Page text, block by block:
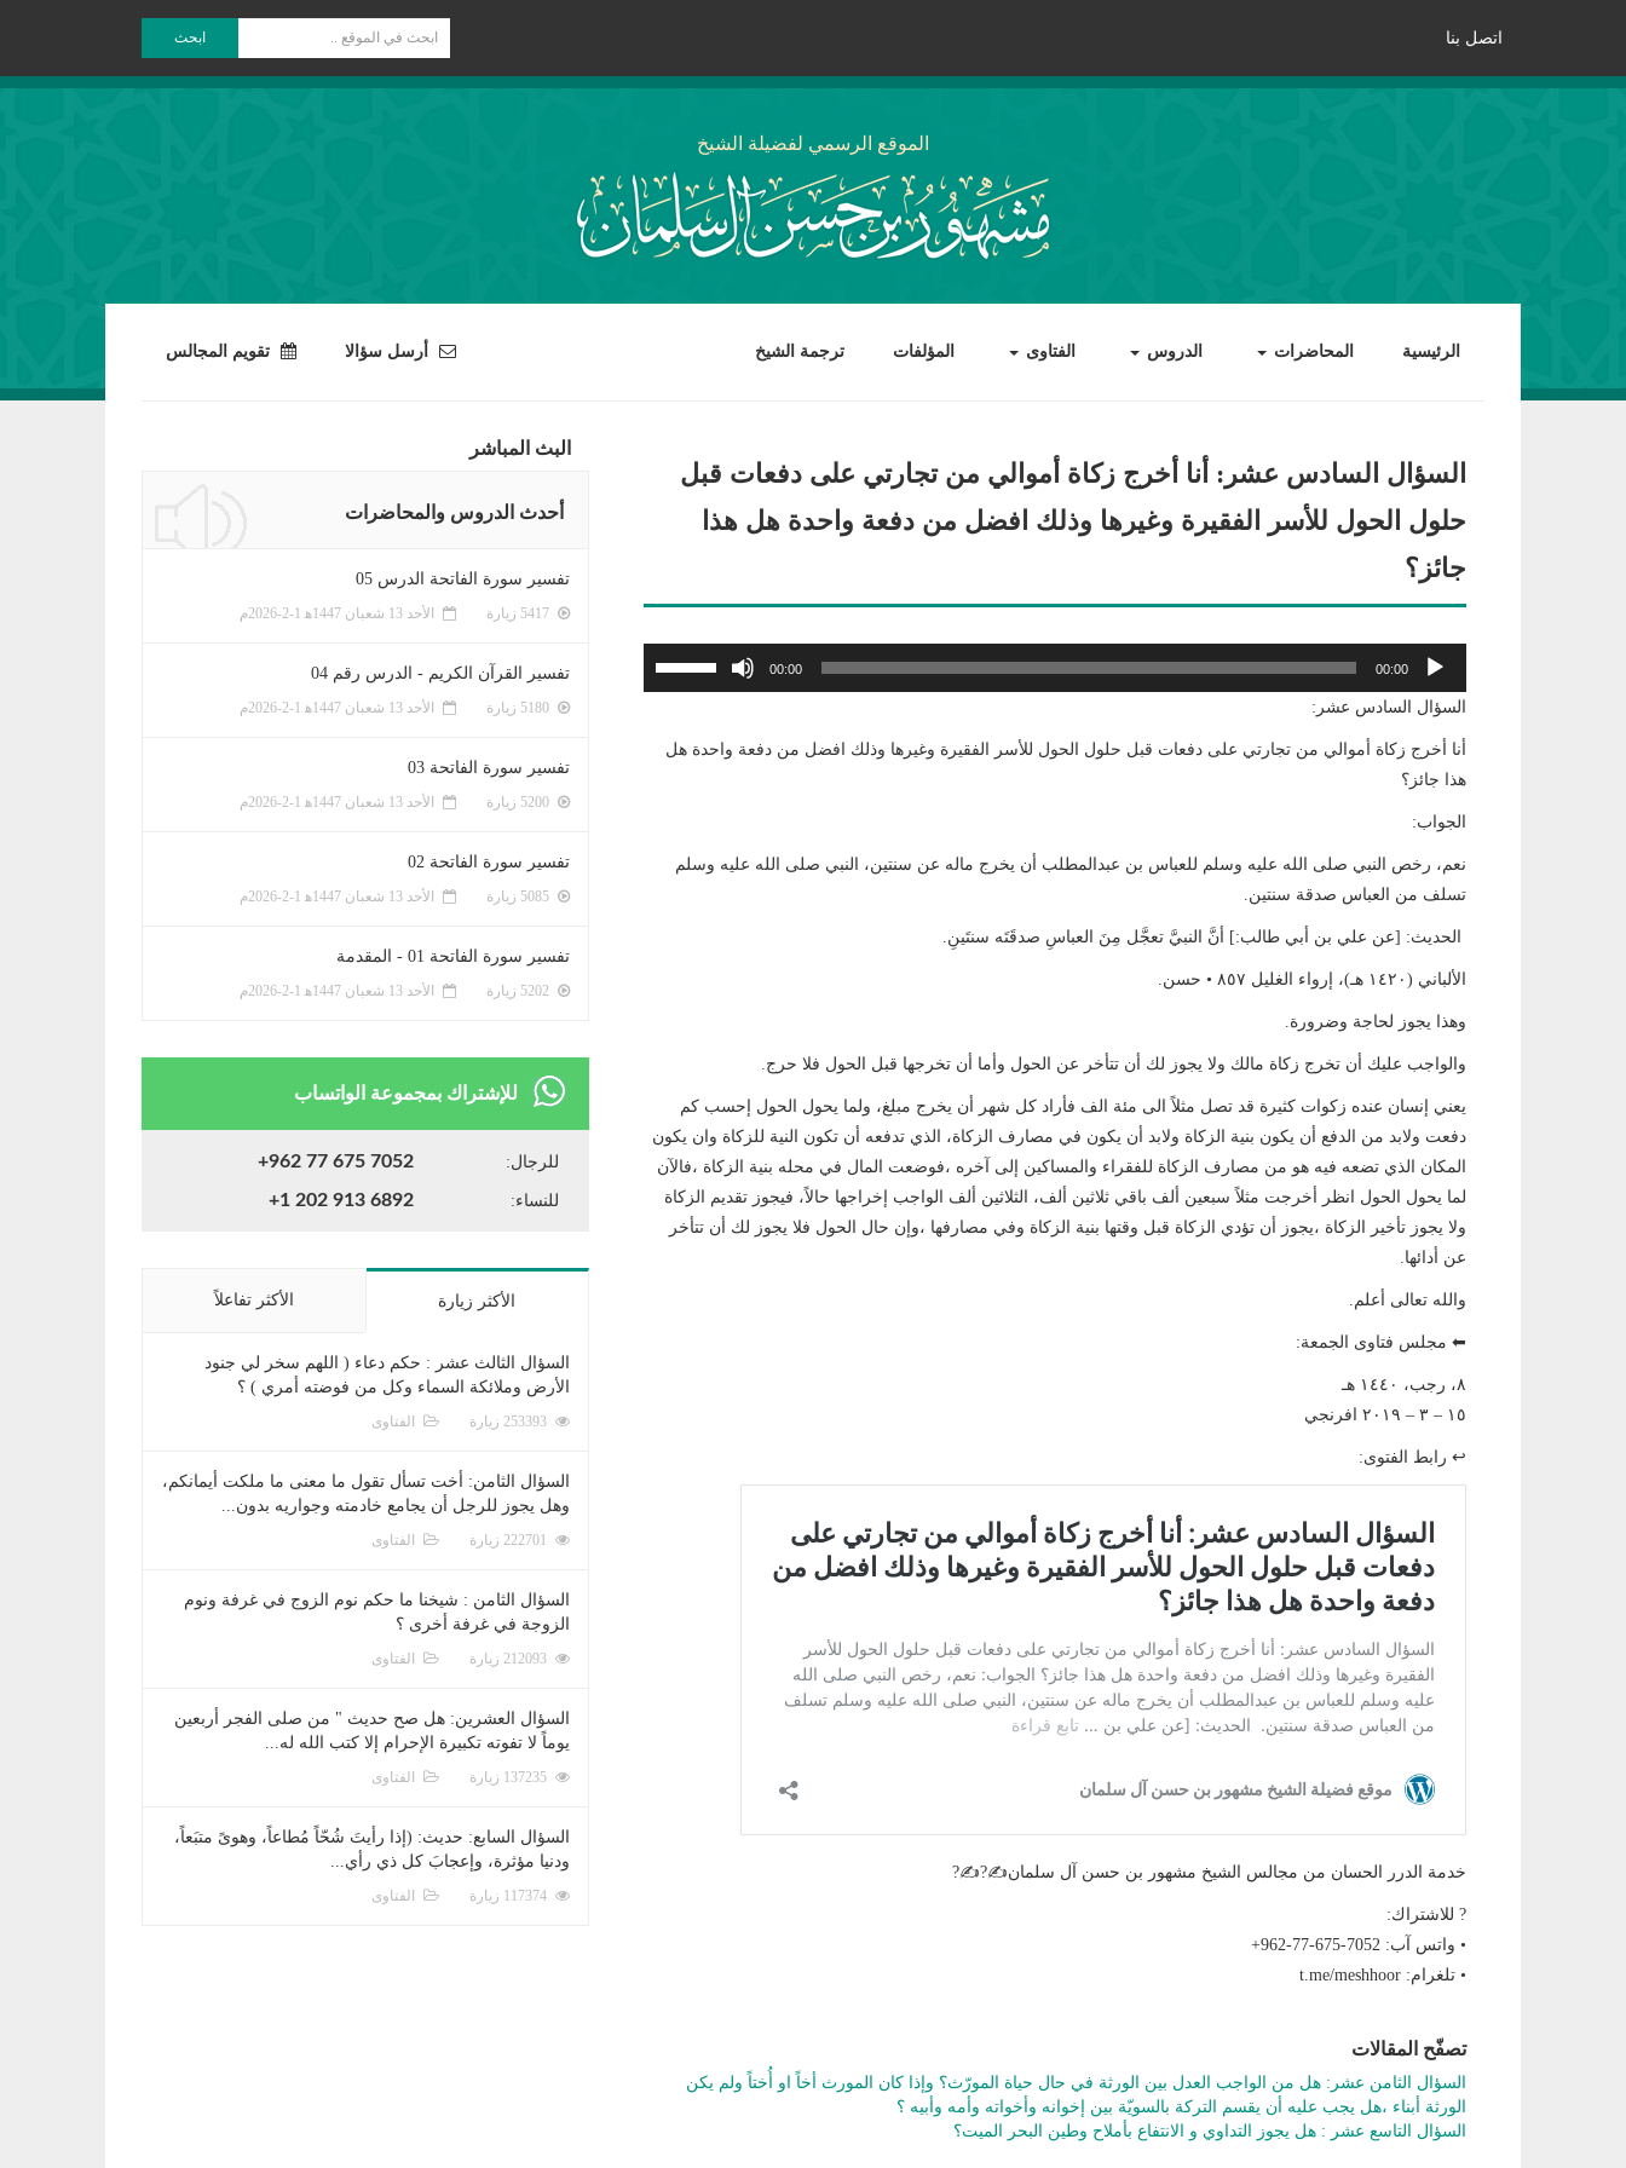
اتصل بنا ابحث
الموقع الرسمي لفضيلة الشيخ
الرئيسية المحاضرات الدروس الفتاوى المؤلفات ترجمة الشيخ أرسل سؤالا تقويم المجالس
السؤال السادس عشر: أنا أخرج زكاة أموالي من تجارتي على دفعات قبل
حلول الحول للأسر الفقيرة وغيرها وذلك افضل من دفعة واحدة هل هذا
جائز؟
مشغل
الصوت
00:00
00:00
السؤال السادس عشر:
أنا أخرج زكاة أموالي من تجارتي على دفعات قبل حلول الحول للأسر الفقيرة وغيرها وذلك افضل من دفعة واحدة هل
هذا جائز؟
الجواب:
نعم، رخص النبي صلى الله عليه وسلم للعباس بن عبدالمطلب أن يخرج ماله عن سنتين، النبي صلى الله عليه وسلم
تسلف من العباس صدقة سنتين.
الحديث: [عن علي بن أبي طالب:] أنَّ النبيَّ تعجَّل مِنَ العباسِ صدقَتَه سنتَينِ.
الألباني (١٤٢٠ هـ)، إرواء الغليل ٨٥٧ • حسن.
وهذا يجوز لحاجة وضرورة.
والواجب عليك أن تخرج زكاة مالك ولا يجوز لك أن تتأخر عن الحول وأما أن تخرجها قبل الحول فلا حرج.
يعني إنسان عنده زكوات كثيرة قد تصل مثلاً الى مئة الف فأراد كل شهر أن يخرج مبلغ، ولما يحول الحول إحسب كم
دفعت ولابد من الدفع أن يكون بنية الزكاة ولابد أن يكون في مصارف الزكاة، الذي تدفعه أن تكون النية للزكاة وان يكون
المكان الذي تضعه فيه هو من مصارف الزكاة للفقراء والمساكين إلى آخره ،فوضعت المال في محله بنية الزكاة ،فالآن
لما يحول الحول انظر أخرجت مثلاً سبعين ألف باقي ثلاثين ألف، الثلاثين ألف الواجب إخراجها حالاً، فيجوز تقديم الزكاة
ولا يجوز تأخير الزكاة ،يجوز أن تؤدي الزكاة قبل وقتها بنية الزكاة وفي مصارفها ،وإن حال الحول فلا يجوز لك أن تتأخر
عن أدائها.
والله تعالى أعلم.
⬅ مجلس فتاوى الجمعة:
٨، رجب، ١٤٤٠ هـ
١٥ – ٣ – ٢٠١٩ افرنجي
↩ رابط الفتوى:
خدمة الدرر الحسان من مجالس الشيخ مشهور بن حسن آل سلمان✍?✍?
? للاشتراك:
• واتس آب: ‎+962-77-675-7052
• تلغرام: t.me/meshhoor
تصفّح المقالات
السؤال الثامن عشر: هل من الواجب العدل بين الورثة في حال حياة المورّث؟ وإذا كان المورث أخاً او أُختاً ولم يكن
الورثة أبناء ،هل يجب عليه أن يقسم التركة بالسويّة بين إخوانه وأخواته وأمه وأبيه ؟
السؤال التاسع عشر : هل يجوز التداوي و الانتفاع بأملاح وطين البحر الميت؟
البث المباشر
أحدث الدروس والمحاضرات
تفسير سورة الفاتحة الدرس 05
الأحد 13 شعبان 1447ﻫ 1-2-2026م
تفسير القرآن الكريم - الدرس رقم 04
الأحد 13 شعبان 1447ﻫ 1-2-2026م
تفسير سورة الفاتحة 03
الأحد 13 شعبان 1447ﻫ 1-2-2026م
تفسير سورة الفاتحة 02
الأحد 13 شعبان 1447ﻫ 1-2-2026م
تفسير سورة الفاتحة 01 - المقدمة
الأحد 13 شعبان 1447ﻫ 1-2-2026م
للإشتراك بمجموعة الواتساب
للرجال: +962 77 675 7052
للنساء: +1 202 913 6892
الأكثر زيارة الأكثر تفاعلاً
السؤال الثالث عشر : حكم دعاء ( اللهم سخر لي جنود
الأرض وملائكة السماء وكل من فوضته أمري ) ؟
الفتاوى
السؤال الثامن: أخت تسأل تقول ما معنى ما ملكت أيمانكم،
وهل يجوز للرجل أن يجامع خادمته وجواريه بدون...
الفتاوى
السؤال الثامن : شيخنا ما حكم نوم الزوج في غرفة ونوم
الزوجة في غرفة أخرى ؟
الفتاوى
السؤال العشرين: هل صح حديث " من صلى الفجر أربعين
يوماً لا تفوته تكبيرة الإحرام إلا كتب الله له...
الفتاوى
السؤال السابع: حديث: (إذا رأيتَ شُحّاً مُطاعاً، وهوىً متبَعاً،
ودنيا مؤثرة، وإعجابَ كل ذي رأي...
الفتاوى